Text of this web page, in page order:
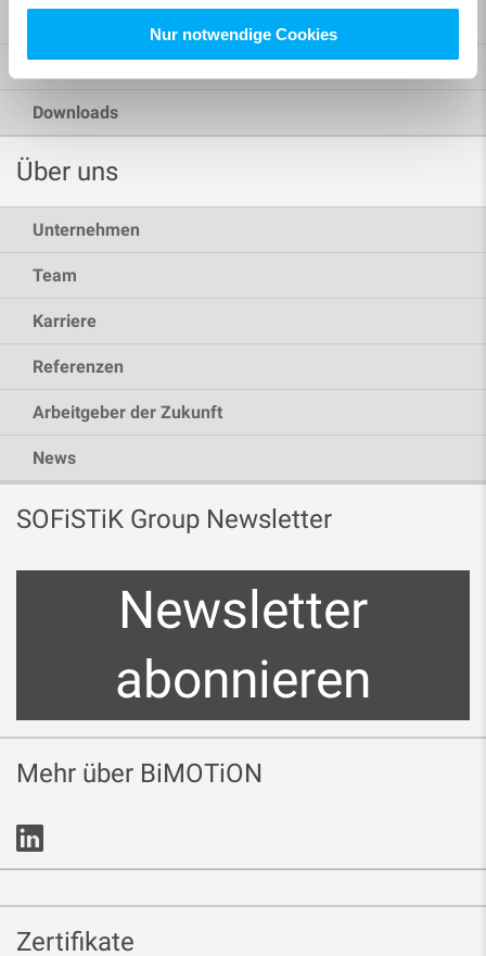
Nur notwendige Cookies
Webinare
Downloads
Über uns
Unternehmen
Team
Karriere
Referenzen
Arbeitgeber der Zukunft
News
SOFiSTiK Group Newsletter
Newsletter
abonnieren
Mehr über BiMOTiON
Zertifikate